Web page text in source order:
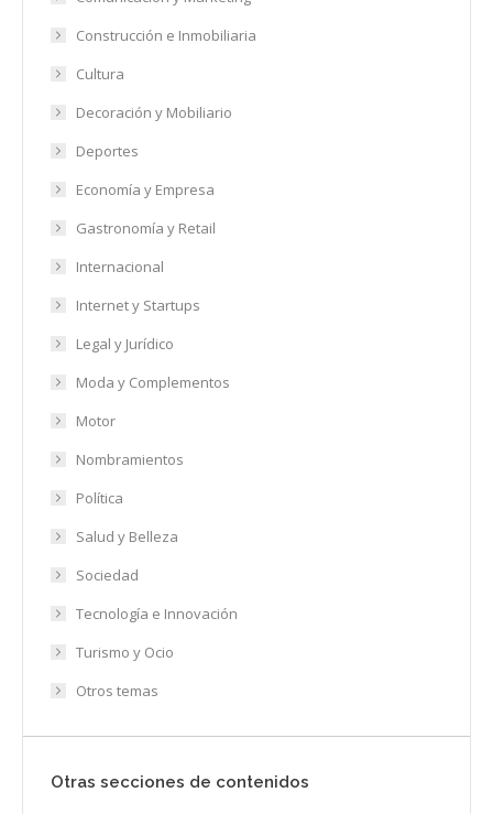
Construcción e Inmobiliaria
Cultura
Decoración y Mobiliario
Deportes
Economía y Empresa
Gastronomía y Retail
Internacional
Internet y Startups
Legal y Jurídico
Moda y Complementos
Motor
Nombramientos
Política
Salud y Belleza
Sociedad
Tecnología e Innovación
Turismo y Ocio
Otros temas
Otras secciones de contenidos